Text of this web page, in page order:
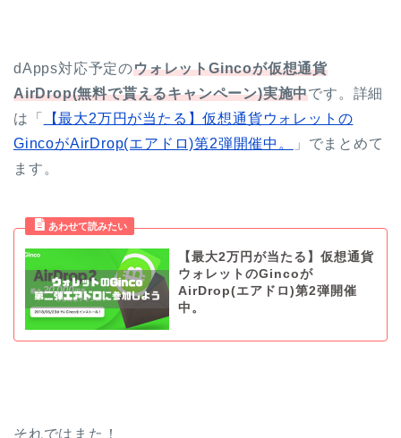
dApps対応予定のウォレットGincoが仮想通貨
AirDrop(無料で貰えるキャンペーン)実施中です。詳細
は「
【最大2万円が当たる】仮想通貨ウォレットの
GincoがAirDrop(エアドロ)第2弾開催中。
」でまとめて
ます。
【最大2万円が当たる】仮想通貨
ウォレットのGincoが
AirDrop(エアドロ)第2弾開催
中。
それではまた！